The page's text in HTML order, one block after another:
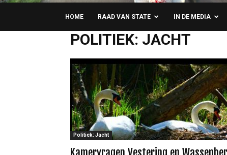
HOME RAAD VAN STATE IN DE MEDIA
POLITIEK: JACHT
Politiek: Jacht